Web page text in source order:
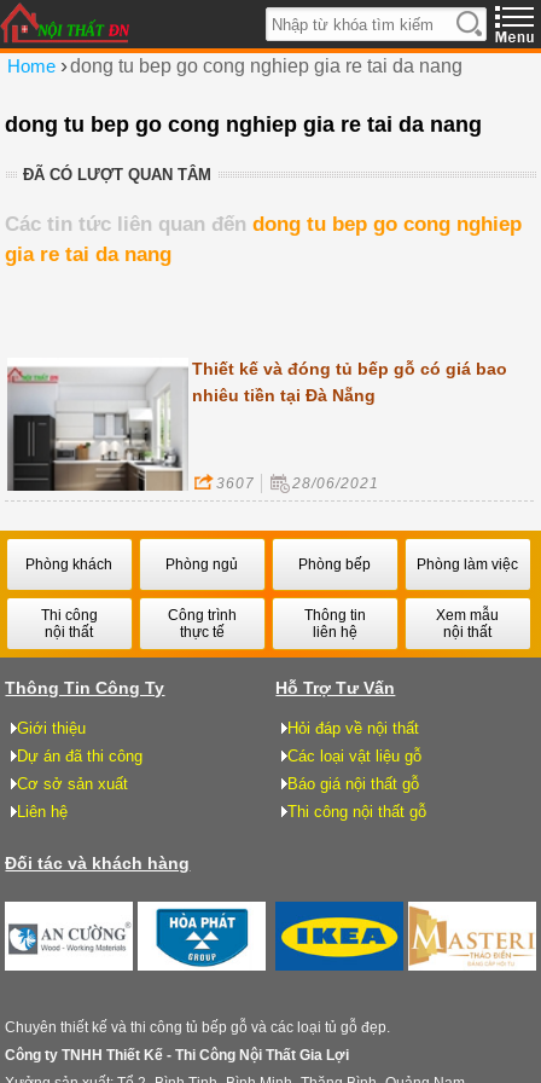
Home ›dong tu bep go cong nghiep gia re tai da nang
dong tu bep go cong nghiep gia re tai da nang
ĐÃ CÓ LƯỢT QUAN TÂM
Các tin tức liên quan đếndong tu bep go cong nghiep
gia re tai da nang
Thiết kế và đóng tủ bếp gỗ có giá bao
nhiêu tiền tại Đà Nẵng
3607 28/06/2021
Phòng khách Phòng ngủ Phòng bếp Phòng làm việc
Thi công
nội thất
Công trình
thực tế
Thông tin
liên hệ
Xem mẫu
nội thất
Thông Tin Công Ty
Giới thiệu
Dự án đã thi công
Cơ sở sản xuất
Liên hệ
Hỗ Trợ Tư Vấn
Hỏi đáp về nội thất
Các loại vật liệu gỗ
Báo giá nội thất gỗ
Thi công nội thất gỗ
Đối tác và khách hàng
Chuyên thiết kế và thi công tủ bếp gỗ và các loại tủ gỗ đẹp.
Công ty TNHH Thiết Kế - Thi Công Nội Thất Gia Lợi